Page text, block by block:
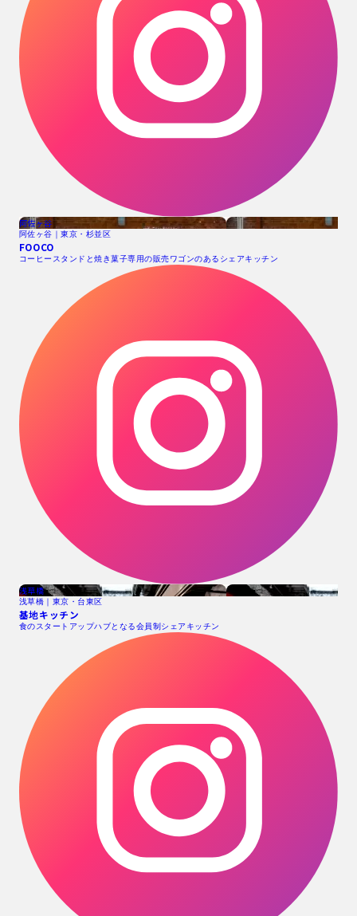
阿佐ヶ谷
阿佐ヶ谷｜東京・杉並区
FOOCO
コーヒースタンドと焼き菓子専用の販売ワゴンのあるシェアキッチン
浅草橋
浅草橋｜東京・台東区
基地キッチン
食のスタートアップハブとなる会員制シェアキッチン